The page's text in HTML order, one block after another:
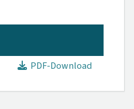
PDF-Download